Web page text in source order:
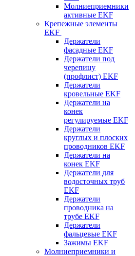
Молниеприемники
активные EKF
Крепежные элементы
EKF
Держатели
фасадные EKF
Держатели под
черепицу
(профлист) EKF
Держатели
кровельные EKF
Держатели на
конек
регулируемые EKF
Держатели
круглых и плоских
проводников EKF
Держатели на
конек EKF
Держатели для
водосточных труб
EKF
Держатели
проводника на
трубе EKF
Держатели
фальцевые EKF
Зажимы EKF
Молниеприемники и